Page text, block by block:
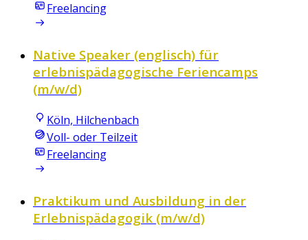
Freelancing
Native Speaker (englisch) für
erlebnispädagogische Feriencamps
(m/w/d)
Köln, Hilchenbach
Voll- oder Teilzeit
Freelancing
Praktikum und Ausbildung in der
Erlebnispädagogik (m/w/d)